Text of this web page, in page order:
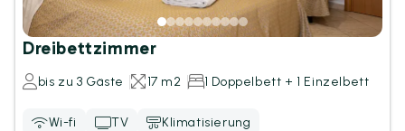
Dreibettzimmer
bis zu 3 Gäste 17 m2 1 Doppelbett + 1 Einzelbett
Wi-fi TV
Klimatisierung